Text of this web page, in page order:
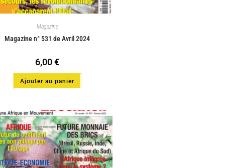
Magazine
Magazine n° 531 de Avril 2024
6,00€
Ajouter au panier